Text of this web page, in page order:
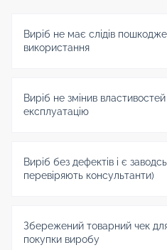
Виріб не має слідів
використання
Виріб не змінив
експлуатацію
Виріб без дефектів і є
перевіряють консультанти)
Збережений товарний чек
покупки виробу